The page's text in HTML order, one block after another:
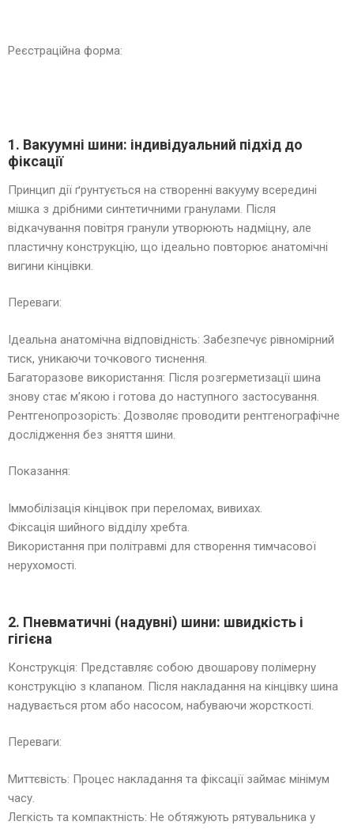
Реєстраційна форма:
1. Вакуумні шини: індивідуальний підхід до
фіксації
Принцип дії ґрунтується на створенні вакууму всередині
мішка з дрібними синтетичними гранулами. Після
відкачування повітря гранули утворюють надміцну, але
пластичну конструкцію, що ідеально повторює анатомічні
вигини кінцівки.
Переваги:
Ідеальна анатомічна відповідність: Забезпечує рівномірний
тиск, уникаючи точкового тиснення.
Багаторазове використання: Після розгерметизації шина
знову стає м’якою і готова до наступного застосування.
Рентгенопрозорість: Дозволяє проводити рентгенографічне
дослідження без зняття шини.
Показання:
Іммобілізація кінцівок при переломах, вивихах.
Фіксація шийного відділу хребта.
Використання при політравмі для створення тимчасової
нерухомості.
2. Пневматичні (надувні) шини: швидкість і
гігієна
Конструкція: Представляє собою двошарову полімерну
конструкцію з клапаном. Після накладання на кінцівку шина
надувається ртом або насосом, набуваючи жорсткості.
Переваги:
Миттєвість: Процес накладання та фіксації займає мінімум
часу.
Легкість та компактність: Не обтяжують рятувальника у